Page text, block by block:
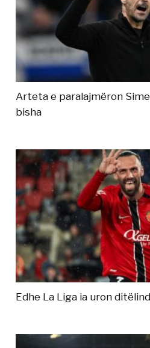
Arteta e paralajmëron
bisha
Edhe La Liga ia uron